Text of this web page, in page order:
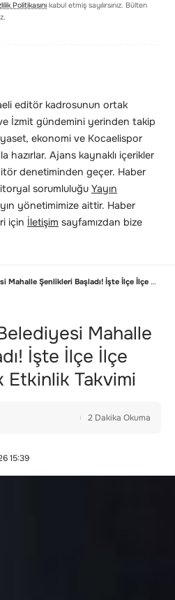
Politikasını kabul etmiş sayılırsınız. Bülten
editör kadrosunun ortak
İzmit gündemini yerinden takip
ekonomi ve Kocaelispor
hazırlar. Ajans kaynaklı içerikler
denetiminden geçer. Haber
sorumluluğu Yayın
yönetimimize aittir. Haber
için İletişim sayfamızdan bize
Başladı! İşte İlçe İlçe Ücretsiz Çocuk Etkinlik Takvimi
Mahalle
İşte İlçe İlçe
Etkinlik Takvimi
15:39
2 Dakika Okuma